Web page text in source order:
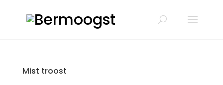
Mist troost